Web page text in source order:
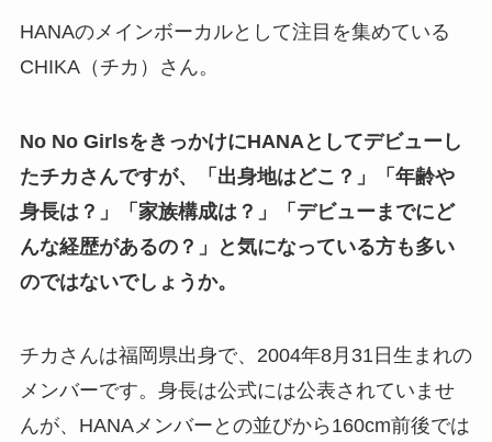
HANAのメインボーカルとして注目を集めている
CHIKA（チカ）さん。
No No GirlsをきっかけにHANAとしてデビューし
たチカさんですが、「出身地はどこ？」「年齢や
身長は？」「家族構成は？」「デビューまでにど
んな経歴があるの？」と気になっている方も多い
のではないでしょうか。
チカさんは福岡県出身で、2004年8月31日生まれの
メンバーです。身長は公式には公表されていませ
んが、HANAメンバーとの並びから160cm前後では